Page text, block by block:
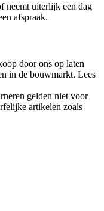
neemt uiterlijk een dag
afspraak.
door ons op laten
in de bouwmarkt. Lees
gelden niet voor
artikelen zoals